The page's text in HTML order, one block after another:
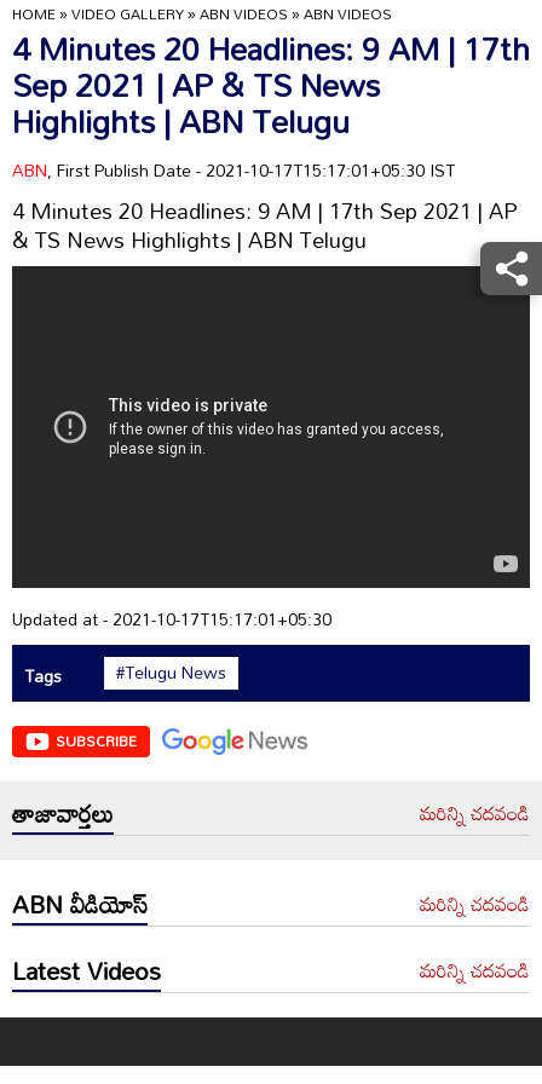
HOME»VIDEO GALLERY»ABN VIDEOS»ABN VIDEOS
4 Minutes 20 Headlines: 9 AM | 17th
Sep 2021 | AP & TS News
Highlights | ABN Telugu
ABN, First Publish Date - 2021-10-17T15:17:01+05:30 IST
4 Minutes 20 Headlines: 9 AM | 17th Sep 2021 | AP
& TS News Highlights | ABN Telugu
Updated at - 2021-10-17T15:17:01+05:30
Tags
#Telugu News
SUBSCRIBE
తాజావార్తలు మరిన్ని చదవండి
ABN వీడియోస్ మరిన్ని చదవండి
Latest Videos మరిన్ని చదవండి